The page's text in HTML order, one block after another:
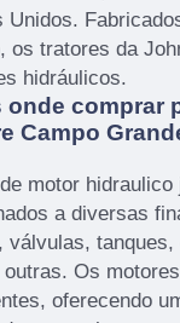
Unidos.
os tratores da
hidráulicos.
comprar
Campo
motor hidraulico
a diversas
válvulas,
Os
oferecendo